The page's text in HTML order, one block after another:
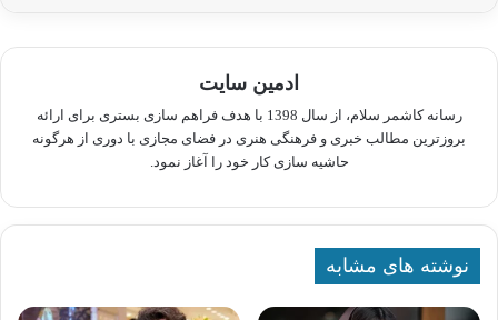
ادمین سایت
رسانه کاشمر سلام، از سال 1398 با هدف فراهم سازی بستری برای ارائه
بروزترین مطالب خبری و فرهنگی هنری در فضای مجازی با دوری از هرگونه
حاشیه سازی کار خود را آغاز نمود.
نوشته های مشابه